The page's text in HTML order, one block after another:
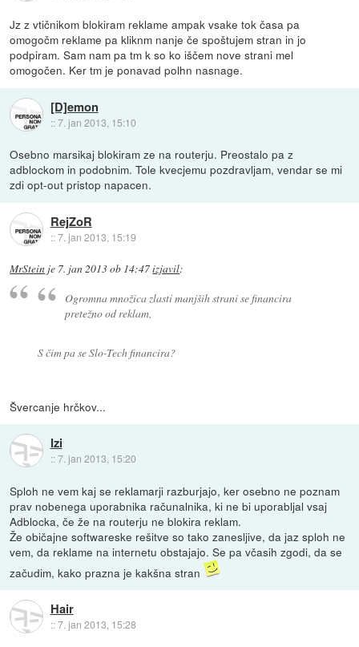
Jz z vtičnikom blokiram reklame ampak vsake tok časa pa
omogočm reklame pa kliknm nanje če spoštujem stran in jo
podpiram. Sam nam pa tm k so ko iščem nove strani mel
omogočen. Ker tm je ponavad polhn nasnage.
[D]emon
::7. jan 2013, 15:10
Osebno marsikaj blokiram ze na routerju. Preostalo pa z
adblockom in podobnim. Tole kvecjemu pozdravljam, vendar se mi
zdi opt-out pristop napacen.
RejZoR
::7. jan 2013, 15:19
MrStein je 7. jan 2013 ob 14:47izjavil:
Ogromna množica zlasti manjših strani se financira
pretežno od reklam,
S čim pa se Slo-Tech financira?
Švercanje hrčkov...
Izi
::7. jan 2013, 15:20
Sploh ne vem kaj se reklamarji razburjajo, ker osebno ne poznam
prav nobenega uporabnika računalnika, ki ne bi uporabljal vsaj
Adblocka, če že na routerju ne blokira reklam.
Že običajne softwareske rešitve so tako zanesljive, da jaz sploh ne
vem, da reklame na internetu obstajajo. Se pa včasih zgodi, da se
začudim, kako prazna je kakšna stran
Hair
::7. jan 2013, 15:28